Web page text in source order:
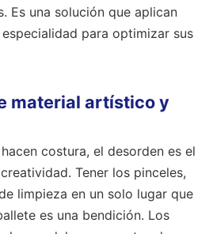
Es una solución que aplican
para optimizar sus
material artístico y
costura, el desorden es el
Tener los pinceles,
limpieza en un solo lugar que
es una bendición. Los